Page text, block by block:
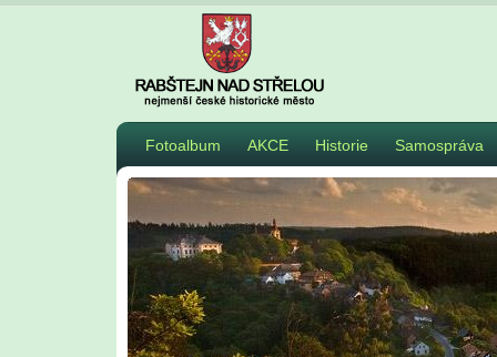
Fotoalbum AKCE Historie Samospráva